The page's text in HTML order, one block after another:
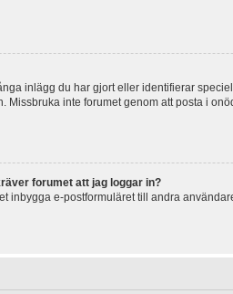
inlägg du har gjort eller identifierar
Missbruka inte forumet genom att posta i
forumet att jag loggar in?
inbygga e-postformuläret till andra